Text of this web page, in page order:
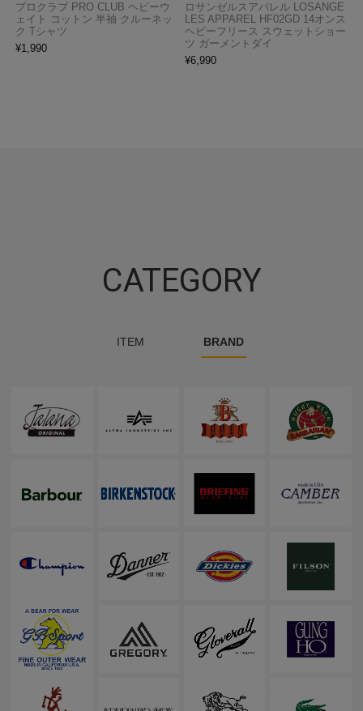
プロクラブ PRO CLUB ヘビーウ
ェイト コットン 半袖 クルーネッ
ク Tシャツ
¥1,990
ロサンゼルスアパレル LOSANGE
LES APPAREL HF02GD 14オンス
ヘビーフリース スウェットショー
ツ ガーメントダイ
¥6,990
CATEGORY
ITEM BRAND